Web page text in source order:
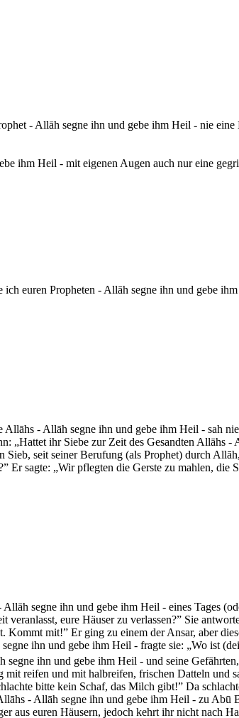
- Allāh segne ihn und gebe ihm Heil - nie
ihm Heil - mit eigenen Augen auch nur eine
euren Propheten - Allāh segne ihn und gebe
- Allāh segne ihn und gebe ihm Heil - sah
„Hattet ihr Siebe zur Zeit des Gesandten Allāhs
seit seiner Berufung (als Prophet) durch
Er sagte: „Wir pflegten die Gerste zu mahlen,
segne ihn und gebe ihm Heil - eines Tages
eure Häuser zu verlassen?” Sie
mit!” Er ging zu einem der Ansar, aber
ihn und gebe ihm Heil - fragte sie: „Wo ist
segne ihn und gebe ihm Heil - und seine
reifen und mit halbreifen, frischen Datteln und
bitte kein Schaf, das Milch gibt!” Da
- Allāh segne ihn und gebe ihm Heil - zu
aus euren Häusern, jedoch kehrt ihr nicht nach